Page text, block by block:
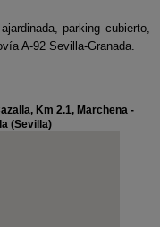
parking cubierto,
A-92 Sevilla-Granada.
Km 2.1, Marchena -
(Sevilla)